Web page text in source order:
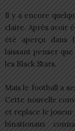
Il y a encore
claire. Après avoir
été aperçu dans
laissant penser
les Black Stars.
Mais le football a
Cette nouvelle
et replace le joueur
binationaux